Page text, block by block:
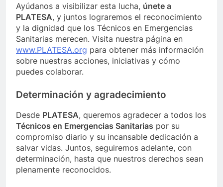
Ayúdanos a visibilizar esta lucha, únete a
PLATESA, y juntos lograremos el reconocimiento
y la dignidad que los Técnicos en Emergencias
Sanitarias merecen. Visita nuestra página en
www.PLATESA.org para obtener más información
sobre nuestras acciones, iniciativas y cómo
puedes colaborar.
Determinación y agradecimiento
Desde PLATESA, queremos agradecer a todos los
Técnicos en Emergencias Sanitarias por su
compromiso diario y su incansable dedicación a
salvar vidas. Juntos, seguiremos adelante, con
determinación, hasta que nuestros derechos sean
plenamente reconocidos.